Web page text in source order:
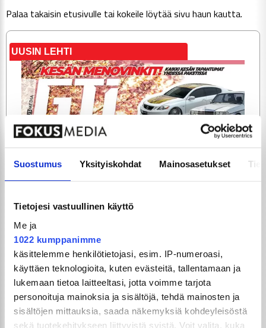
Suostumus Yksityiskohdat Mainosasetukset
Tietojesi vastuullinen käyttö
Me ja
1022 kumppanimme
käsittelemme henkilötietojasi, esim. IP-numeroasi,
käyttäen teknologioita, kuten evästeitä, tallentamaan ja
lukemaan tietoa laitteeltasi, jotta voimme tarjota
personoituja mainoksia ja sisältöjä, tehdä mainosten ja
sisältöjen mittauksia, saada näkemyksiä kohdeyleisöstä
sekä tuotekehitykseen liittyvistä syistä. Voit valita, kuka
KILPAILUT
TEKNIIKKA
ARTIKKELIT
TILAA
Palaa takaisin etusivulle tai kokeile löytää sivu haun kautta.
UUSIN LEHTI
GTi-Magazinen numero 5 / 2026 julkaistaan
3.6.2026!
UUSIMMAT